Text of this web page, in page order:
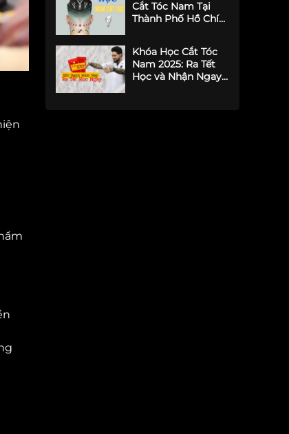
Cắt Tóc Nam Tại
Thành Phố Hồ Chí
Khóa Học Cắt Tóc
Nam 2025: Ra Tết
Học và Nhận Ngay